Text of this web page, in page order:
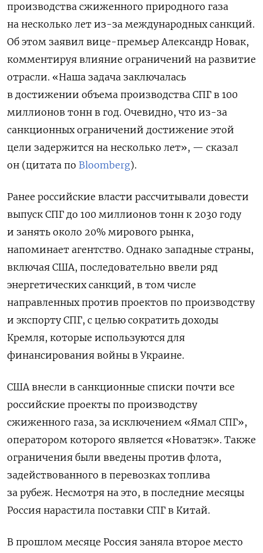
производства сжиженного природного газа
на несколько лет из-за международных санкций.
Об этом заявил вице-премьер Александр Новак,
комментируя влияние ограничений на развитие
отрасли. «Наша задача заключалась
в достижении объема производства СПГ в 100
миллионов тонн в год. Очевидно, что из-за
санкционных ограничений достижение этой
цели задержится на несколько лет», — сказал
он (цитата по Bloomberg).
Ранее российские власти рассчитывали довести
выпуск СПГ до 100 миллионов тонн к 2030 году
и занять около 20% мирового рынка,
напоминает агентство. Однако западные страны,
включая США, последовательно ввели ряд
энергетических санкций, в том числе
направленных против проектов по производству
и экспорту СПГ, с целью сократить доходы
Кремля, которые используются для
финансирования войны в Украине.
США внесли в санкционные списки почти все
российские проекты по производству
сжиженного газа, за исключением «Ямал СПГ»,
оператором которого является «Новатэк». Также
ограничения были введены против флота,
задействованного в перевозках топлива
за рубеж. Несмотря на это, в последние месяцы
Россия нарастила поставки СПГ в Китай.
В прошлом месяце Россия заняла второе место